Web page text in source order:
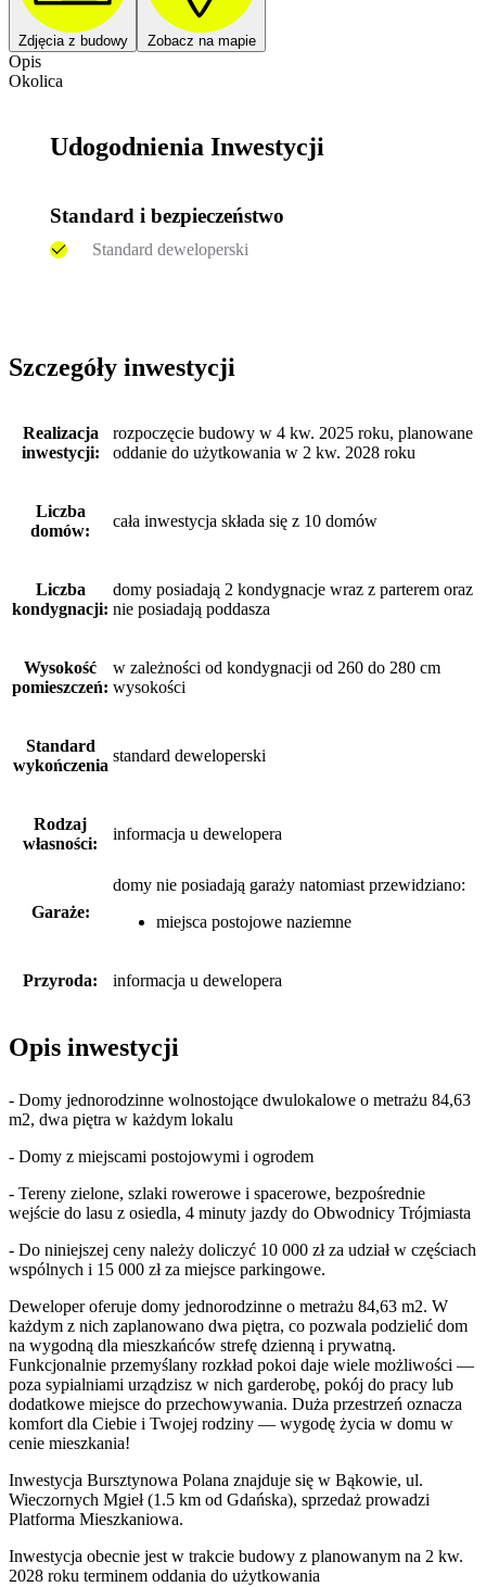
Zdjęcia z budowy Zobacz na mapie
Opis
Okolica
Udogodnienia Inwestycji
Standard i bezpieczeństwo
Standard deweloperski
Szczegóły inwestycji
Realizacja
inwestycji:
rozpoczęcie budowy w 4 kw. 2025 roku, planowane
oddanie do użytkowania w 2 kw. 2028 roku
Liczba
domów:
cała inwestycja składa się z 10 domów
Liczba
kondygnacji:
domy posiadają 2 kondygnacje wraz z parterem oraz
nie posiadają poddasza
Wysokość
pomieszczeń:
w zależności od kondygnacji od 260 do 280 cm
wysokości
Standard
wykończenia
standard deweloperski
Rodzaj
własności:
informacja u dewelopera
Garaże:
domy nie posiadają garaży natomiastprzewidziano:
miejsca postojowe naziemne
Przyroda: informacja u dewelopera
Opis inwestycji
- Domy jednorodzinne wolnostojące dwulokalowe o metrażu 84,63
m2, dwa piętra w każdym lokalu
- Domy z miejscami postojowymi i ogrodem
- Tereny zielone, szlaki rowerowe i spacerowe, bezpośrednie
wejście do lasu z osiedla, 4 minuty jazdy do Obwodnicy Trójmiasta
- Do niniejszej ceny należy doliczyć 10 000 zł za udział w częściach
wspólnych i 15 000 zł za miejsce parkingowe.
Deweloper oferuje domy jednorodzinne o metrażu 84,63 m2. W
każdym z nich zaplanowano dwa piętra, co pozwala podzielić dom
na wygodną dla mieszkańców strefę dzienną i prywatną.
Funkcjonalnie przemyślany rozkład pokoi daje wiele możliwości —
poza sypialniami urządzisz w nich garderobę, pokój do pracy lub
dodatkowe miejsce do przechowywania. Duża przestrzeń oznacza
komfort dla Ciebie i Twojej rodziny — wygodę życia w domu w
cenie mieszkania!
Inwestycja Bursztynowa Polana znajduje się w Bąkowie, ul.
Wieczornych Mgieł (1.5 km od Gdańska), sprzedaż prowadzi
Platforma Mieszkaniowa.
Inwestycja obecnie jest w trakcie budowy z planowanym na 2 kw.
2028 roku terminem oddania do użytkowania